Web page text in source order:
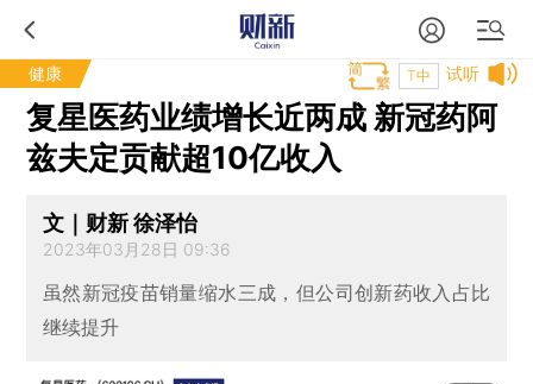
健康 试听
T中
复星医药业绩增长近两成 新冠药阿
兹夫定贡献超10亿收入
文｜财新 徐泽怡
2023年03月28日 09:36
虽然新冠疫苗销量缩水三成，但公司创新药收入占比
继续提升